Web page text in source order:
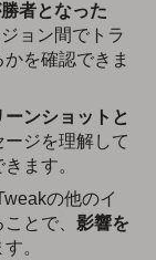
者となった
ョン間でトラ
を確認できま
ンショットと
ジを理解して
ます。
の他のイ
とで、 影響を
。